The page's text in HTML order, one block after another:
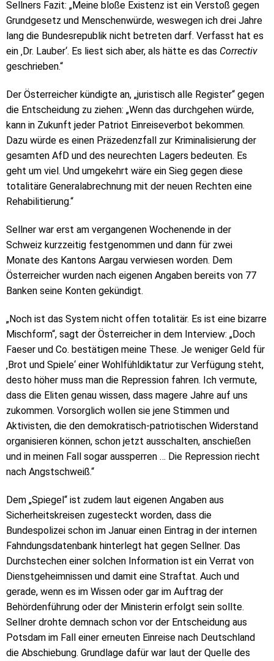
Sellners Fazit: „Meine bloße Existenz ist ein Verstoß gegen
Grundgesetz und Menschenwürde, weswegen ich drei Jahre
lang die Bundesrepublik nicht betreten darf. Verfasst hat es
ein ‚Dr. Lauber‘. Es liest sich aber, als hätte es das Correctiv
geschrieben.“
Der Österreicher kündigte an, „juristisch alle Register“ gegen
die Entscheidung zu ziehen: „Wenn das durchgehen würde,
kann in Zukunft jeder Patriot Einreiseverbot bekommen.
Dazu würde es einen Präzedenzfall zur Kriminalisierung der
gesamten AfD und des neurechten Lagers bedeuten. Es
geht um viel. Und umgekehrt wäre ein Sieg gegen diese
totalitäre Generalabrechnung mit der neuen Rechten eine
Rehabilitierung.“
Sellner war erst am vergangenen Wochenende in der
Schweiz kurzzeitig festgenommen und dann für zwei
Monate des Kantons Aargau verwiesen worden. Dem
Österreicher wurden nach eigenen Angaben bereits von 77
Banken seine Konten gekündigt.
„Noch ist das System nicht offen totalitär. Es ist eine bizarre
Mischform“, sagt der Österreicher in dem Interview: „Doch
Faeser und Co. bestätigen meine These. Je weniger Geld für
‚Brot und Spiele‘ einer Wohlfühldiktatur zur Verfügung steht,
desto höher muss man die Repression fahren. Ich vermute,
dass die Eliten genau wissen, dass magere Jahre auf uns
zukommen. Vorsorglich wollen sie jene Stimmen und
Aktivisten, die den demokratisch-patriotischen Widerstand
organisieren können, schon jetzt ausschalten, anschießen
und in meinen Fall sogar aussperren … Die Repression riecht
nach Angstschweiß.“
Dem „Spiegel“ ist zudem laut eigenen Angaben aus
Sicherheitskreisen zugesteckt worden, dass die
Bundespolizei schon im Januar einen Eintrag in der internen
Fahndungsdatenbank hinterlegt hat gegen Sellner. Das
Durchstechen einer solchen Information ist ein Verrat von
Dienstgeheimnissen und damit eine Straftat. Auch und
gerade, wenn es im Wissen oder gar im Auftrag der
Behördenführung oder der Ministerin erfolgt sein sollte.
Sellner drohte demnach schon vor der Entscheidung aus
Potsdam im Fall einer erneuten Einreise nach Deutschland
die Abschiebung. Grundlage dafür war laut der Quelle des